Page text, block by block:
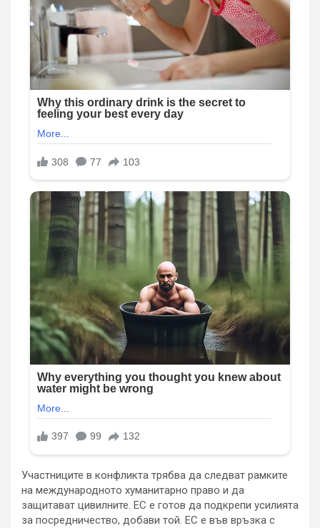
Участниците в конфликта трябва да следват рамките
на международното хуманитарно право и да
защитават цивилните. ЕС е готов да подкрепи усилията
за посредничество, добави той. ЕС е във връзка с